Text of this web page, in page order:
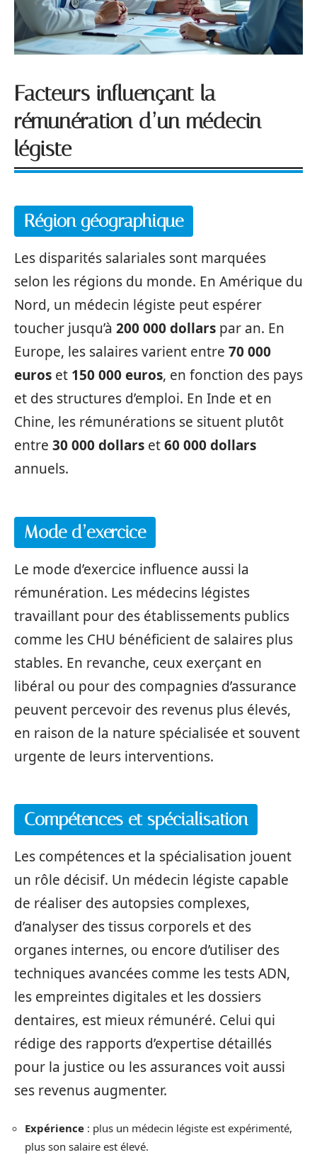
Facteurs influençant la
rémunération d’un médecin
légiste
Région géographique
Les disparités salariales sont marquées
selon les régions du monde. En Amérique du
Nord, un médecin légiste peut espérer
toucher jusqu’à 200 000 dollars par an. En
Europe, les salaires varient entre 70 000
euros et 150 000 euros, en fonction des pays
et des structures d’emploi. En Inde et en
Chine, les rémunérations se situent plutôt
entre 30 000 dollars et60 000 dollars
annuels.
Mode d’exercice
Le mode d’exercice influence aussi la
rémunération. Les médecins légistes
travaillant pour des établissements publics
comme les CHU bénéficient de salaires plus
stables. En revanche, ceux exerçant en
libéral ou pour des compagnies d’assurance
peuvent percevoir des revenus plus élevés,
en raison de la nature spécialisée et souvent
urgente de leurs interventions.
Compétences et spécialisation
Les compétences et la spécialisation jouent
un rôle décisif. Un médecin légiste capable
de réaliser des autopsies complexes,
d’analyser des tissus corporels et des
organes internes, ou encore d’utiliser des
techniques avancées comme les tests ADN,
les empreintes digitales et les dossiers
dentaires, est mieux rémunéré. Celui qui
rédige des rapports d’expertise détaillés
pour la justice ou les assurances voit aussi
ses revenus augmenter.
Expérience : plus un médecin légiste est expérimenté,
plus son salaire est élevé.